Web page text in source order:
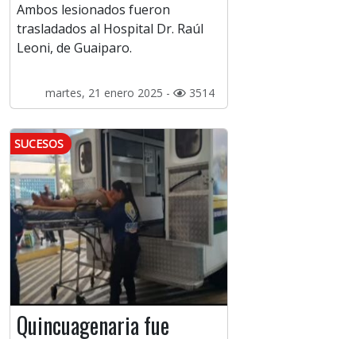
Ambos lesionados fueron
trasladados al Hospital Dr. Raúl
Leoni, de Guaiparo.
martes, 21 enero 2025 - 3514
SUCESOS
Quincuagenaria fue